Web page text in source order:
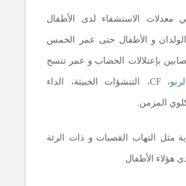
معدلات الاستشفاء لدى الأطفال
و الأطفال حتى عمر الخمس
بإعتلالات الخضاب و عمر تنسج
الربو،CF، التنشؤات الخبيثة، الداء
المزمن.
مثل التهاب القصبات و ذات الرئة
هؤلاء الأطفال